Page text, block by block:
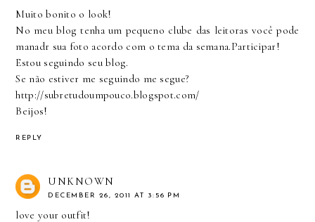
Muito bonito o look!
No meu blog tenha um pequeno clube das leitoras você pode
manadr sua foto acordo com o tema da semana.Participar!
Estou seguindo seu blog.
Se não estiver me seguindo me segue?
http://subretudoumpouco.blogspot.com/
Beijos!
REPLY
UNKNOWN
DECEMBER 26, 2011 AT 3:56 PM
love your outfit!